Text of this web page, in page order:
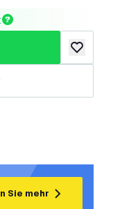
zur
und Lichtpläne
Sie mehr